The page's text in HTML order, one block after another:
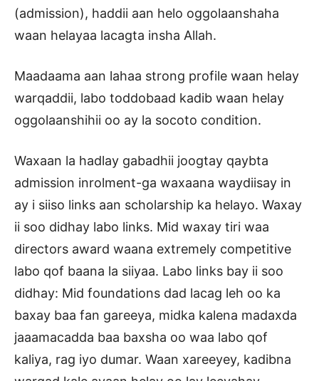
(admission), haddii aan helo oggolaanshaha
waan helayaa lacagta insha Allah.
Maadaama aan lahaa strong profile waan helay
warqaddii, labo toddobaad kadib waan helay
oggolaanshihii oo ay la socoto condition.
Waxaan la hadlay gabadhii joogtay qaybta
admission inrolment-ga waxaana waydiisay in
ay i siiso links aan scholarship ka helayo. Waxay
ii soo didhay labo links. Mid waxay tiri waa
directors award waana extremely competitive
labo qof baana la siiyaa. Labo links bay ii soo
didhay: Mid foundations dad lacag leh oo ka
baxay baa fan gareeya, midka kalena madaxda
jaaamacadda baa baxsha oo waa labo qof
kaliya, rag iyo dumar. Waan xareeyey, kadibna